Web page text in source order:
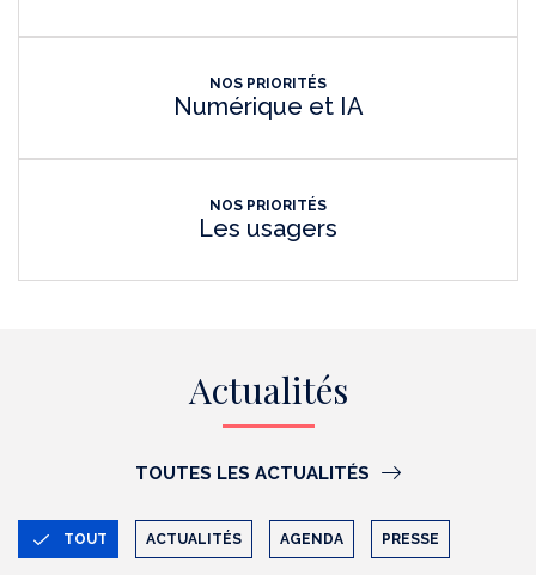
NOS PRIORITÉS
Numérique et IA
NOS PRIORITÉS
Les usagers
Actualités
TOUTES LES ACTUALITÉS
TOUT ACTUALITÉS AGENDA PRESSE